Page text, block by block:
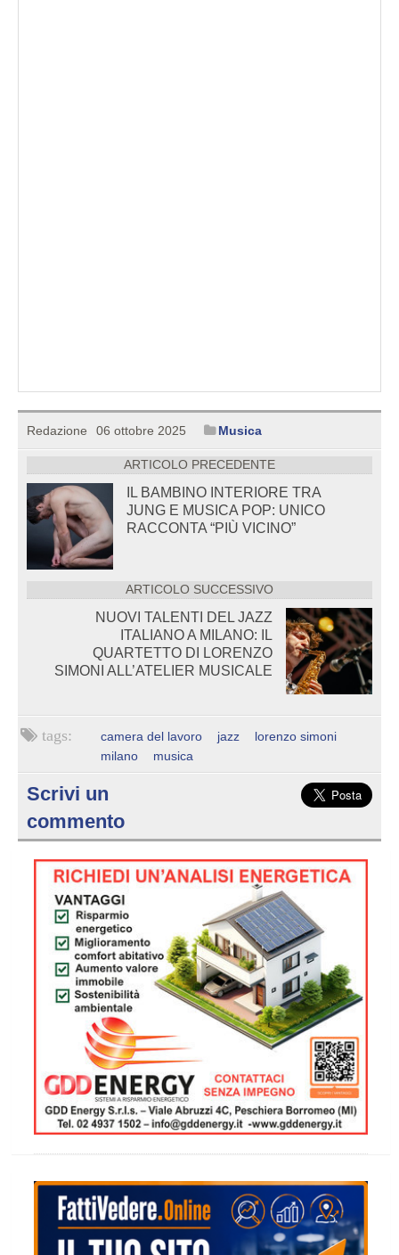
Redazione 06 ottobre 2025 Musica
ARTICOLO PRECEDENTE
IL BAMBINO INTERIORE TRA
JUNG E MUSICA POP: UNICO
RACCONTA “PIÙ VICINO”
ARTICOLO SUCCESSIVO
NUOVI TALENTI DEL JAZZ
ITALIANO A MILANO: IL
QUARTETTO DI LORENZO
SIMONI ALL’ATELIER MUSICALE
camera del lavoro jazz
lorenzo simoni
milano
musica
Scrivi un
commento